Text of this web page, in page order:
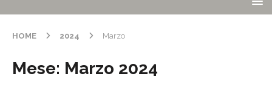
HOME 2024 Marzo
Mese: Marzo 2024